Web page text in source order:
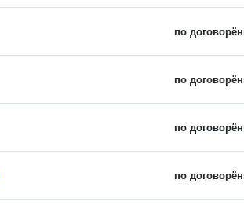
по
по
по
по